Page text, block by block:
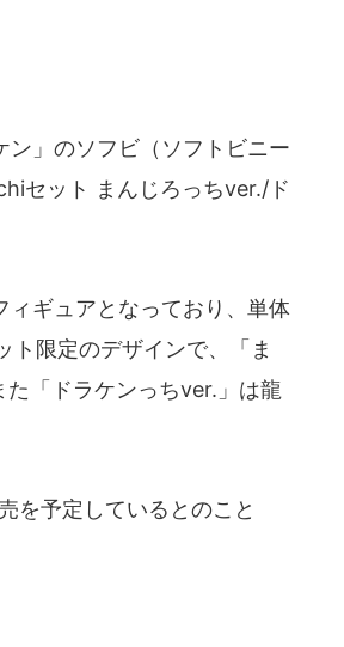
」のソフビ（ソフトビニー
セット まんじろっちver./ド
ギュアとなっており、単体
ト限定のデザインで、「ま
「ドラケンっちver.」は龍
を予定しているとのこと